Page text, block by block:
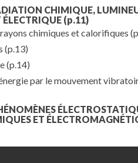
CHIMIQUE,
(p.11)
chimiques et calorifiques
(p.13)
(p.14)
par le mouvement
ET